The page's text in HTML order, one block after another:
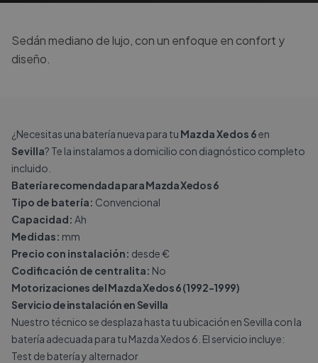
Sedán mediano de lujo, con un enfoque en confort y
diseño.
¿Necesitas una batería nueva para tu Mazda Xedos 6en
Sevilla? Te la instalamos a domicilio con diagnóstico completo
incluido.
Batería recomendada para Mazda Xedos 6
Tipo de batería: Convencional
Capacidad: Ah
Medidas: mm
Precio con instalación: desde €
Codificación de centralita: No
Motorizaciones del Mazda Xedos 6 (1992-1999)
Servicio de instalación en Sevilla
Nuestro técnico se desplaza hasta tu ubicación en Sevilla con la
batería adecuada para tu Mazda Xedos 6. El servicio incluye:
Test de batería y alternador